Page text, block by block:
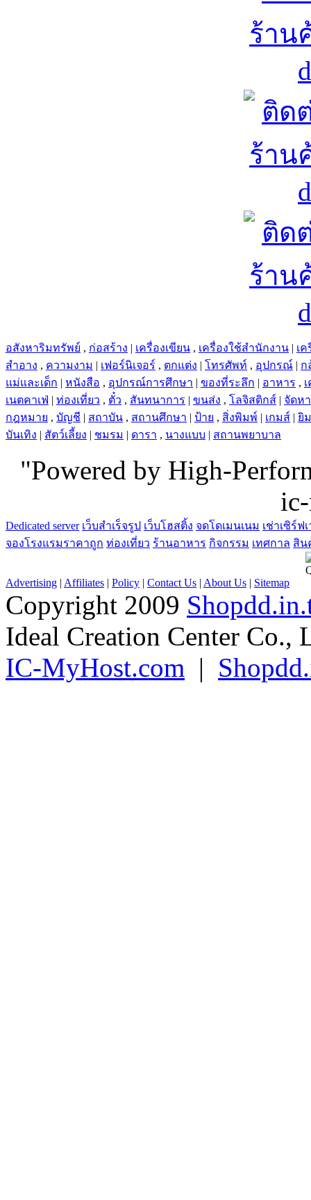
อสังหาริมทรัพย์ , ก่อสร้าง | เครื่องเขียน , เครื่องใช้สำนักงาน | เ
สำอาง , ความงาม | เฟอร์นิเจอร์ , ตกแต่ง | โทรศัพท์ , อุปกรณ์ | ก
แม่และเด็ก | หนังสือ , อุปกรณ์การศึกษา | ของที่ระลึก | อาหาร ,
เนตคาเฟ่ | ท่องเที่ยว , ตั๋ว , สันทนาการ | ขนส่ง , โลจิสติกส์ | จัดห
กฎหมาย , บัญชี | สถาบัน , สถานศึกษา | ป้าย , สิ่งพิมพ์ | เกมส์ | ยิม
บันเทิง | สัตว์เลี้ยง | ชมรม | ดารา , นางแบบ | สถานพยาบาล
"Powered by High-
Dedicated server เว็บสำเร็จรูป เว็บโฮสติ้ง จดโดเมนเนม เช่าเซิร์ฟ
จองโรงแรมราคาถูก ท่องเที่ยว ร้านอาหาร กิจกรรม เทศกาล สิน
Advertising | Affiliates | Policy | Contact Us | About Us | Sitemap
Copyright 2009
Ideal Creation Center Co.,
IC-MyHost.com |